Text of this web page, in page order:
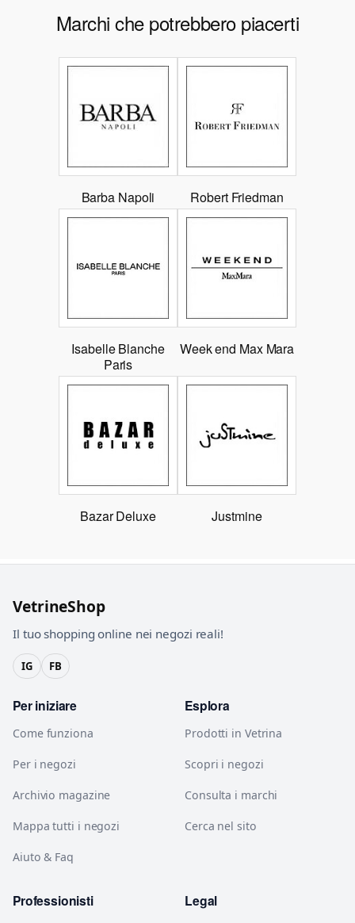
Marchi che potrebbero piacerti
Barba Napoli Robert Friedman
Isabelle Blanche
Paris
Week end Max Mara
Bazar Deluxe Justmine
VetrineShop
Il tuo shopping online nei negozi reali!
IG FB
Per iniziare
Come funziona
Per i negozi
Archivio magazine
Mappa tutti i negozi
Aiuto & Faq
Esplora
Prodotti in Vetrina
Scopri i negozi
Consulta i marchi
Cerca nel sito
Professionisti Legal